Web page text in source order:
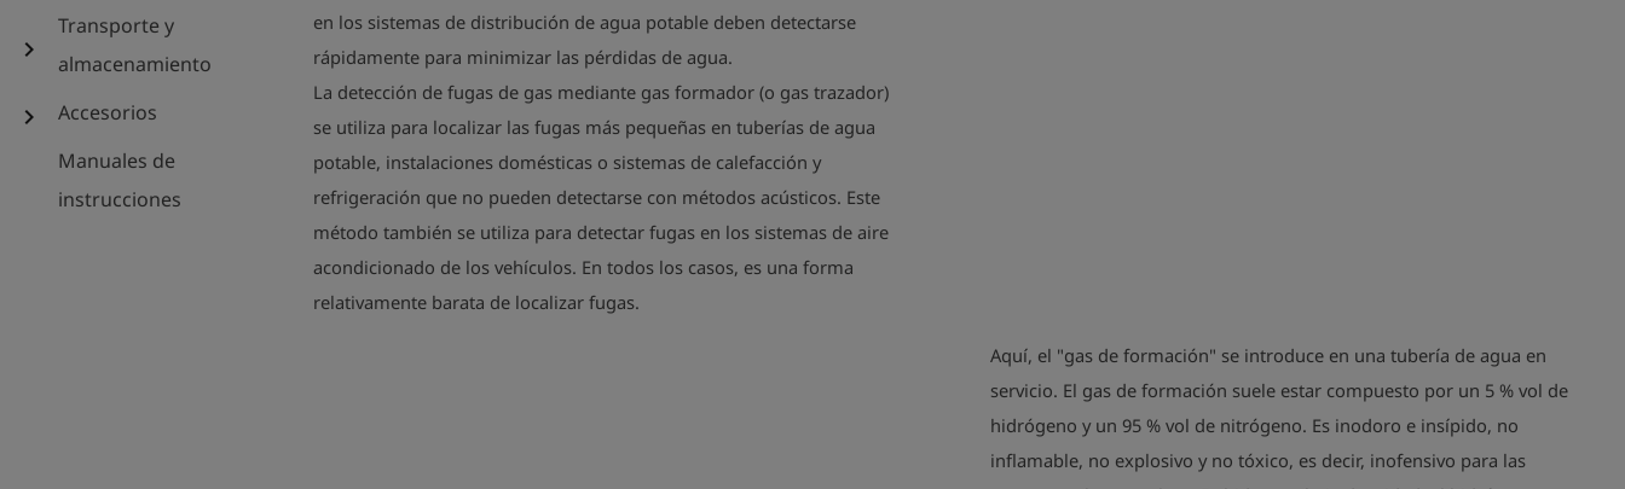
chevron_right
Transporte y
almacenamiento
chevron_right
Accesorios
Manuales de
instrucciones
en los sistemas de distribución de agua potable deben detectarse
rápidamente para minimizar las pérdidas de agua.
La detección de fugas de gas mediante gas formador (o gas trazador)
se utiliza para localizar las fugas más pequeñas en tuberías de agua
potable, instalaciones domésticas o sistemas de calefacción y
refrigeración que no pueden detectarse con métodos acústicos. Este
método también se utiliza para detectar fugas en los sistemas de aire
acondicionado de los vehículos. En todos los casos, es una forma
relativamente barata de localizar fugas.
Aquí, el "gas de formación" se introduce en una tubería de agua en
servicio. El gas de formación suele estar compuesto por un 5 % vol de
hidrógeno y un 95 % vol de nitrógeno. Es inodoro e insípido, no
inflamable, no explosivo y no tóxico, es decir, inofensivo para las